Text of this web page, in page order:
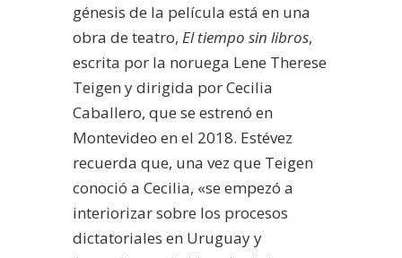
génesis de la película está en una
obra de teatro, El tiempo sin libros,
escrita por la noruega Lene Therese
Teigen y dirigida por Cecilia
Caballero, que se estrenó en
Montevideo en el 2018. Estévez
recuerda que, una vez que Teigen
conoció a Cecilia, «se empezó a
interiorizar sobre los procesos
dictatoriales en Uruguay y